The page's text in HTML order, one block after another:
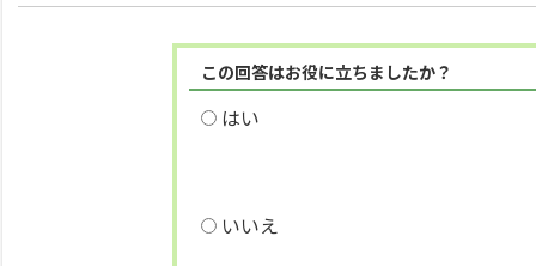
この回答はお役に立ちましたか？
はい
いいえ